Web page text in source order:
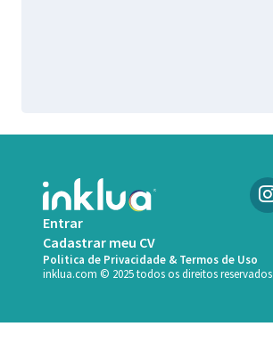
Entrar
Cadastrar meu CV
Politica de Privacidade & Termos de Uso
inklua.com © 2025 todos os direitos reservados